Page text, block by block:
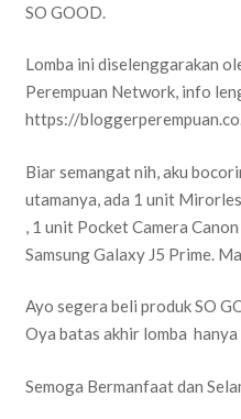
SO GOOD.
Lomba ini diselenggarakan
Perempuan Network, info
https://
Biar semangat nih, aku
utamanya, ada 1 unit
, 1 unit Pocket Camera
Samsung Galaxy J5 Prime.
Ayo segera beli produk SO
Oya batas akhir lomba
Semoga Bermanfaat dan